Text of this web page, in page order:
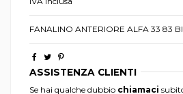
FANALINO ANTERIORE ALFA 33 83
ASSISTENZA CLIENTI
Se hai qualche dubbio chiamaci